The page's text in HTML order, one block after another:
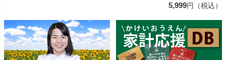
5,999円（税込）